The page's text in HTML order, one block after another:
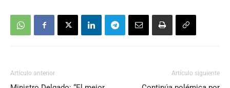
Artículo anterior Artículo siguiente